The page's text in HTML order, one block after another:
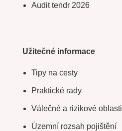
Audit tendr 2026
Užitečné informace
Tipy na cesty
Praktické rady
Válečné a rizikové oblasti
Územní rozsah pojištění